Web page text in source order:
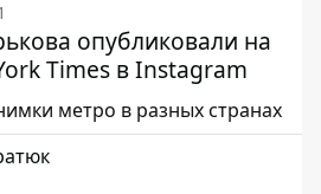
опубликовали на
Times в Instagram
метро в разных странах